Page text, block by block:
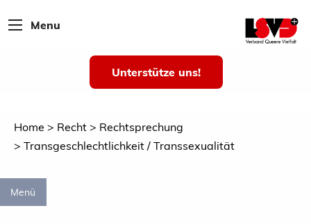
Menu
Unterstütze uns!
Home Recht
Rechtsprechung
Transgeschlechtlichkeit / Transsexualität
Menü